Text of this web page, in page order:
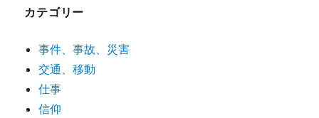
カテゴリー
事件、事故、災害
交通、移動
仕事
信仰